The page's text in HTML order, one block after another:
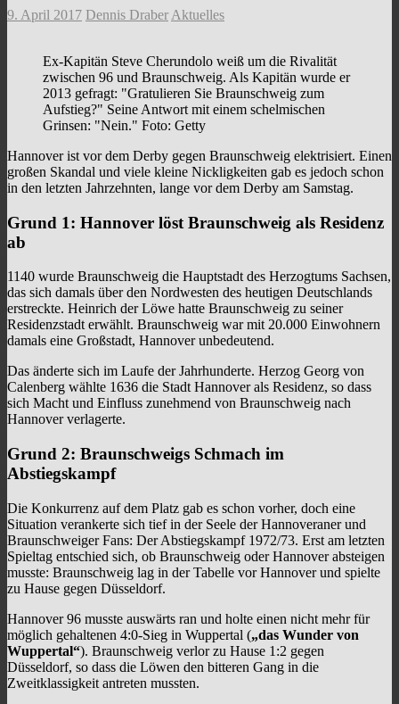
9. April 2017 Dennis Draber Aktuelles
Ex-Kapitän Steve Cherundolo weiß um die Rivalität
zwischen 96 und Braunschweig. Als Kapitän wurde er
2013 gefragt: "Gratulieren Sie Braunschweig zum
Aufstieg?" Seine Antwort mit einem schelmischen
Grinsen: "Nein." Foto: Getty
Hannover ist vor dem Derby gegen Braunschweig elektrisiert. Einen
großen Skandal und viele kleine Nickligkeiten gab es jedoch schon
in den letzten Jahrzehnten, lange vor dem Derby am Samstag.
Grund 1: Hannover löst Braunschweig als Residenz
ab
1140 wurde Braunschweig die Hauptstadt des Herzogtums Sachsen,
das sich damals über den Nordwesten des heutigen Deutschlands
erstreckte. Heinrich der Löwe hatte Braunschweig zu seiner
Residenzstadt erwählt. Braunschweig war mit 20.000 Einwohnern
damals eine Großstadt, Hannover unbedeutend.
Das änderte sich im Laufe der Jahrhunderte. Herzog Georg von
Calenberg wählte 1636 die Stadt Hannover als Residenz, so dass
sich Macht und Einfluss zunehmend von Braunschweig nach
Hannover verlagerte.
Grund 2: Braunschweigs Schmach im
Abstiegskampf
Die Konkurrenz auf dem Platz gab es schon vorher, doch eine
Situation verankerte sich tief in der Seele der Hannoveraner und
Braunschweiger Fans: Der Abstiegskampf 1972/73. Erst am letzten
Spieltag entschied sich, ob Braunschweig oder Hannover absteigen
musste: Braunschweig lag in der Tabelle vor Hannover und spielte
zu Hause gegen Düsseldorf.
Hannover 96 musste auswärts ran und holte einen nicht mehr für
möglich gehaltenen 4:0-Sieg in Wuppertal („das Wunder von
Wuppertal“). Braunschweig verlor zu Hause 1:2 gegen
Düsseldorf, so dass die Löwen den bitteren Gang in die
Zweitklassigkeit antreten mussten.